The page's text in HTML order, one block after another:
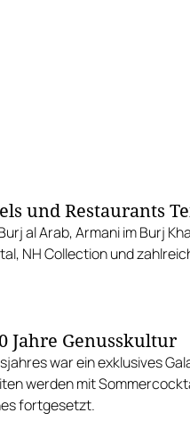
und Restaurants
al Arab, Armani im Burj
NH Collection und
Jahre Genusskultur
war ein exklusives
werden mit
fortgesetzt.